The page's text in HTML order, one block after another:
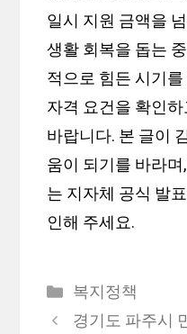
일시 지원 금액을
생활 회복을 돕는
적으로 힘든 시기
자격 요건을 확인
바랍니다. 본 글이
움이 되기를 바라
는 지자체 공식 발
인해 주세요.
카
테
복지정책
경기도 파주시